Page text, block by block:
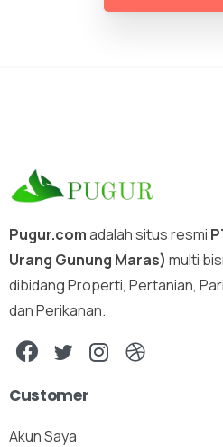
Pugur.comadalah situs resmi
Urang Gunung Maras) multi
dibidang Properti, Pertanian,
dan Perikanan.
Customer
Akun Saya